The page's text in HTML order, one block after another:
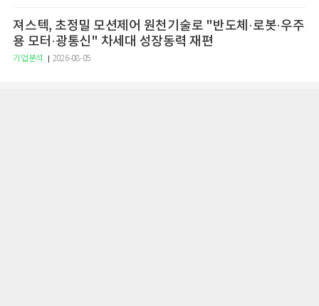
져스텍, 초정밀 모션제어 원천기술로 "반도체·로봇·우주
용 모터·광통신" 차세대 성장동력 재편
기업분석 2026-08-05